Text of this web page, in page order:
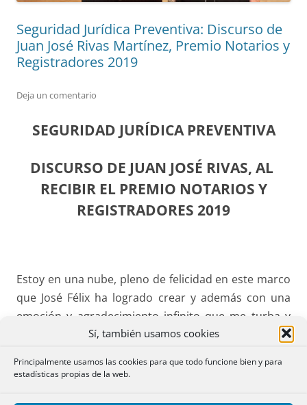
Sí, también usamos cookies
Principalmente usamos las cookies para que todo funcione bien y para
estadísticas propias de la web.
Seguridad Jurídica Preventiva: Discurso de
Juan José Rivas Martínez, Premio Notarios y
Registradores 2019
Deja un comentario
SEGURIDAD JURÍDICA PREVENTIVA
DISCURSO DE JUAN JOSÉ RIVAS, AL
RECIBIR EL PREMIO NOTARIOS Y
REGISTRADORES 2019
Estoy en una nube, pleno de felicidad en este marco
que José Félix ha logrado crear y además con una
emoción y agradecimiento infinito que me turba y
desorienta por la distinción que me ha sido
hacer uso de la palabra, por lo que solicito que se